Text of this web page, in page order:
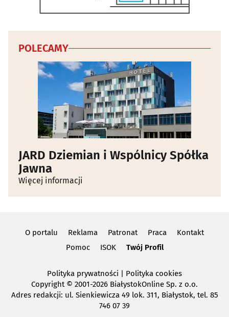
Zabudowa balkonów(8)
Żaluzje, rolety, markizy(36)
Żaluzje, rolety, markizy - producenci(9)
POLECAMY
JARD Dziemian i Wspólnicy Spółka
Jawna
Więcej informacji
O portalu Reklama Patronat Praca
Kontakt
Pomoc
ISOK Twój Profil
Polityka prywatności | Polityka cookies
Copyright© 2001-2026 BiałystokOnline Sp. z o.o.
Adres redakcji: ul. Sienkiewicza 49 lok. 311, Białystok, tel. 85
746 07 39